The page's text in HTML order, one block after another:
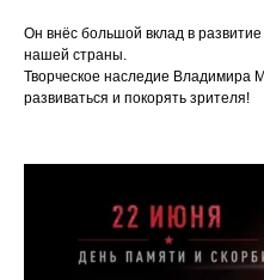
Он внёс большой вклад в развитие
нашей страны.
Творческое наследие Владимира
развиваться и покорять зрителя!